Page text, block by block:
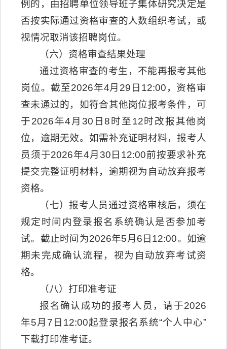
例的，由招聘单位领导班子集体研究决定是
否按实际通过资格审查的人数组织考试，或
视情况取消该招聘岗位。
（六）资格审查结果处理
通过资格审查的考生，不能再报考其他
岗位。截至2026年4月29日12:00，资格审
查未通过的，如符合其他岗位报考条件，可
于2026年4月30日8时至12时改报其他岗
位，逾期无效。如需补充证明材料，报考人
员须于2026年4月30日12:00前按要求补充
提交完整证明材料，逾期视为自动放弃报考
资格。
（七）报考人员通过资格审核后，须在
规定时间内登录报名系统确认是否参加考
试。截止时间为2026年5月6日12:00。如逾
期未完成确认流程，视为自动放弃考试资
格。
（八）打印准考证
报名确认成功的报考人员，请于2026
年5月7日12:00起登录报名系统“个人中心”
下载打印准考证。